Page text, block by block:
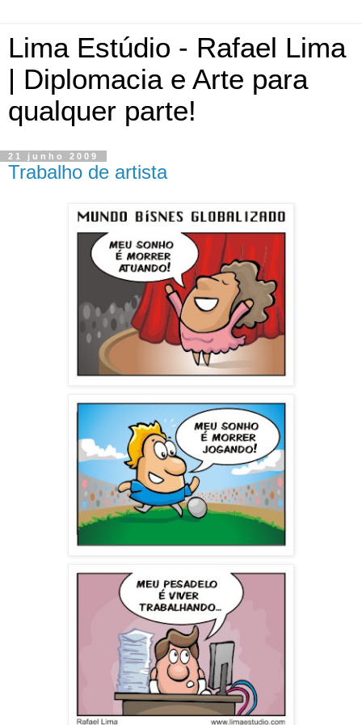
Lima Estúdio - Rafael Lima
| Diplomacia e Arte para
qualquer parte!
21 junho 2009
Trabalho de artista